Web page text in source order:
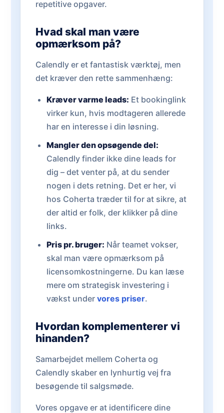
repetitive opgaver.
Hvad skal man være
opmærksom på?
Calendly er et fantastisk værktøj, men
det kræver den rette sammenhæng:
Kræver varme leads: Et bookinglink
virker kun, hvis modtageren allerede
har en interesse i din løsning.
Mangler den opsøgende del:
Calendly finder ikke dine leads for
dig – det venter på, at du sender
nogen i dets retning. Det er her, vi
hos Coherta træder til for at sikre, at
der altid er folk, der klikker på dine
links.
Pris pr. bruger: Når teamet vokser,
skal man være opmærksom på
licensomkostningerne. Du kan læse
mere om strategisk investering i
vækst under vores priser.
Hvordan komplementerer vi
hinanden?
Samarbejdet mellem Coherta og
Calendly skaber en lynhurtig vej fra
besøgende til salgsmøde.
Vores opgave er at identificere dine